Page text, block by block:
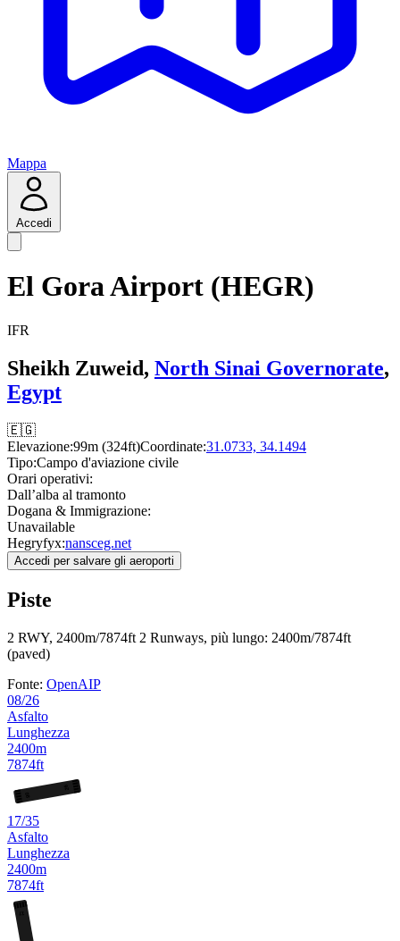
Mappa
Accedi
El Gora Airport (HEGR)
IFR
Sheikh Zuweid, North Sinai Governorate,
Egypt
🇪🇬
Elevazione:99m (324ft)Coordinate:31.0733, 34.1494
Tipo:Campo d'aviazione civile
Orari operativi:
Dall’alba al tramonto
Dogana & Immigrazione:
Unavailable
Hegryfyx:nansceg.net
Accedi per salvare gli aeroporti
Piste
2 RWY, 2400m/7874ft 2 Runways, più lungo: 2400m/7874ft
(paved)
Fonte: OpenAIP
08/26
Asfalto
Lunghezza
2400m
7874ft
17/35
Asfalto
Lunghezza
2400m
7874ft